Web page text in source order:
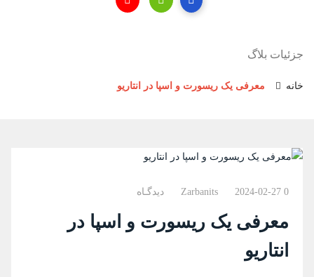
م
ل
جزئیات بلاگ
خانه معرفی یک ریسورت و اسپا در انتاریو
Zarbanits 2024-02-27 0 دیدگـاه
معرفی یک ریسورت و اسپا در
انتاریو